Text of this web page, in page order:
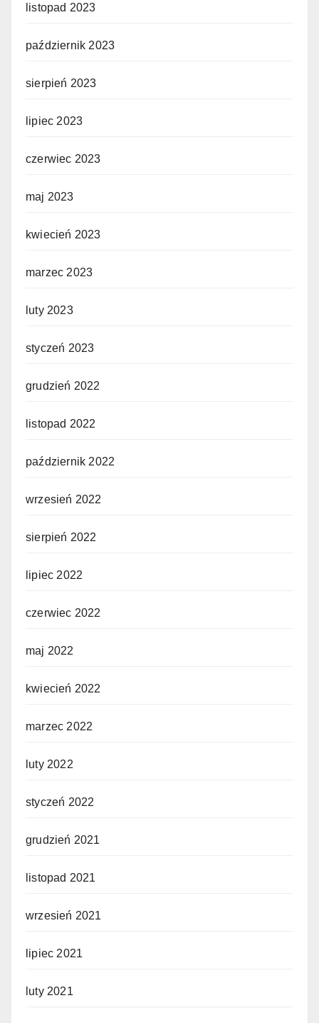
listopad 2023
październik 2023
sierpień 2023
lipiec 2023
czerwiec 2023
maj 2023
kwiecień 2023
marzec 2023
luty 2023
styczeń 2023
grudzień 2022
listopad 2022
październik 2022
wrzesień 2022
sierpień 2022
lipiec 2022
czerwiec 2022
maj 2022
kwiecień 2022
marzec 2022
luty 2022
styczeń 2022
grudzień 2021
listopad 2021
wrzesień 2021
lipiec 2021
luty 2021